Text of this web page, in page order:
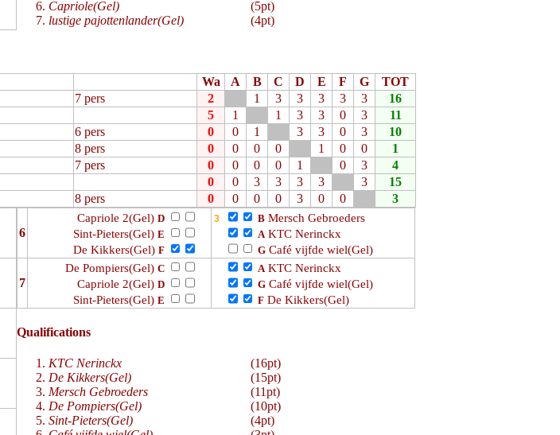
Capriole(Gel)
(5pt)
lustige pajottenlander(Gel)
(4pt)
Wa A B C D E F G
TOT
7 pers 2 1 3 3 3 3 3
16
5 1 1 3 3 0 3
11
6 pers 0 0 1 3 3 0 3
10
8 pers 0 0 0 0 1 0 0
1
7 pers 0 0 0 0 1 0 3
4
0 0 3 3 3 3 3
15
8 pers 0 0 0 0 3 0 0 3
6
Capriole 2(Gel) D
Sint-Pieters(Gel) E
De Kikkers(Gel) F
B Mersch Gebroeders
A KTC Nerinckx
G Café vijfde wiel(Gel)
7
De Pompiers(Gel) C
Capriole 2(Gel) D
Sint-Pieters(Gel) E
A KTC Nerinckx
G Café vijfde wiel(Gel)
F De Kikkers(Gel)
Qualifications
KTC Nerinckx
(16pt)
De Kikkers(Gel)
(15pt)
Mersch Gebroeders
(11pt)
De Pompiers(Gel)
(10pt)
Sint-Pieters(Gel)
(4pt)